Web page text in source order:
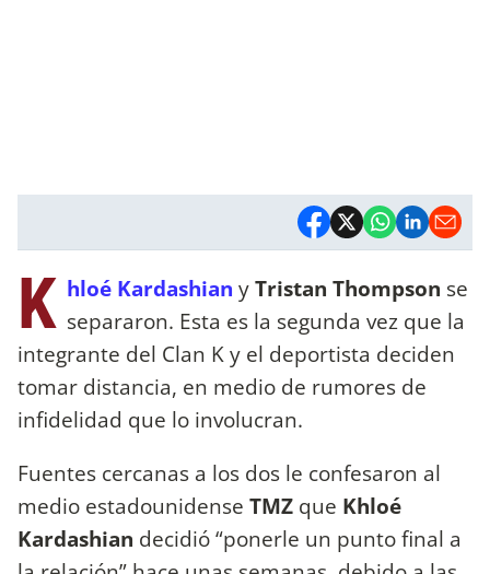
K hloé Kardashian yTristan Thompson se
separaron. Esta es la segunda vez que la
integrante del Clan K y el deportista deciden
tomar distancia, en medio de rumores de
infidelidad que lo involucran.
Fuentes cercanas a los dos le confesaron al
medio estadounidense TMZ que Khloé
Kardashian decidió “ponerle un punto final a